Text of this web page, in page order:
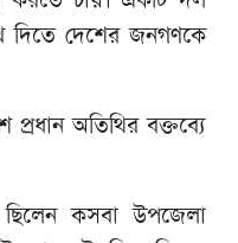
দিতে দেশের জনগণকে
অতিথির বক্তব্যে
ছিলেন কসবা উপজেলা